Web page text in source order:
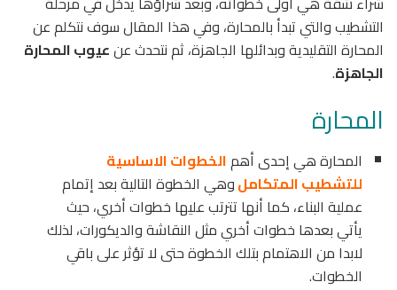
التشطيب والتي تبدأ بالمحارة، وفي هذا المقال سوف نتكلم عن
المحارة التقليدية وبدائلها الجاهزة، ثم نتحدث عنعيوب المحارة
الجاهزة.
المحارة
المحارة هي إحدى أهمالخطوات الاساسية
للتشطيب المتكاملوهي الخطوة التالية بعد إتمام
عملية البناء، كما أنها تترتب عليها خطوات أخري، حيث
يأتي بعدها خطوات أخري مثل النقاشة والديكورات، لذلك
لابدا من الاهتمام بتلك الخطوة حتى لا تؤثر على باقي
الخطوات.